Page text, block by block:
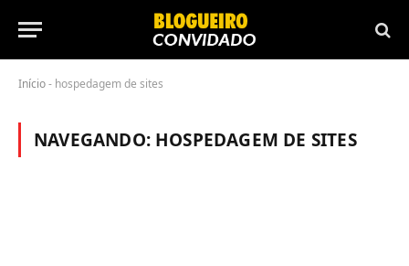
Início- hospedagem de sites
NAVEGANDO: HOSPEDAGEM DE SITES